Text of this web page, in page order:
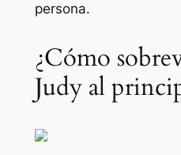
persona.
¿Cómo
Judy al